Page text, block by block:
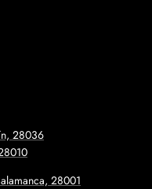
28036
28001